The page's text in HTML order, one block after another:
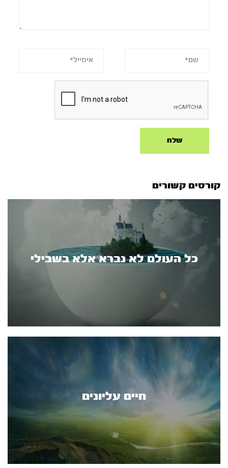
קורסים קשורים
כל העולם לא נברא אלא בשבילי
חיים עליונים